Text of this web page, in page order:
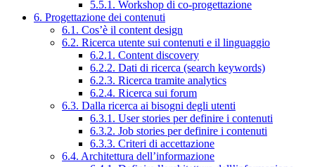
5.5.1. Workshop di co-progettazione
6. Progettazione dei contenuti
6.1. Cos’è il content design
6.2. Ricerca utente sui contenuti e il linguaggio
6.2.1. Content discovery
6.2.2. Dati di ricerca (search keywords)
6.2.3. Ricerca tramite analytics
6.2.4. Ricerca sui forum
6.3. Dalla ricerca ai bisogni degli utenti
6.3.1. User stories per definire i contenuti
6.3.2. Job stories per definire i contenuti
6.3.3. Criteri di accettazione
6.4. Architettura dell’informazione